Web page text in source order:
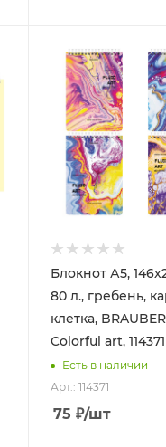
Блокнот А5,
80 л., гребень,
клетка,
Colorful art, 114371
Есть в наличии
Арт.: 114371
75 ₽/шт